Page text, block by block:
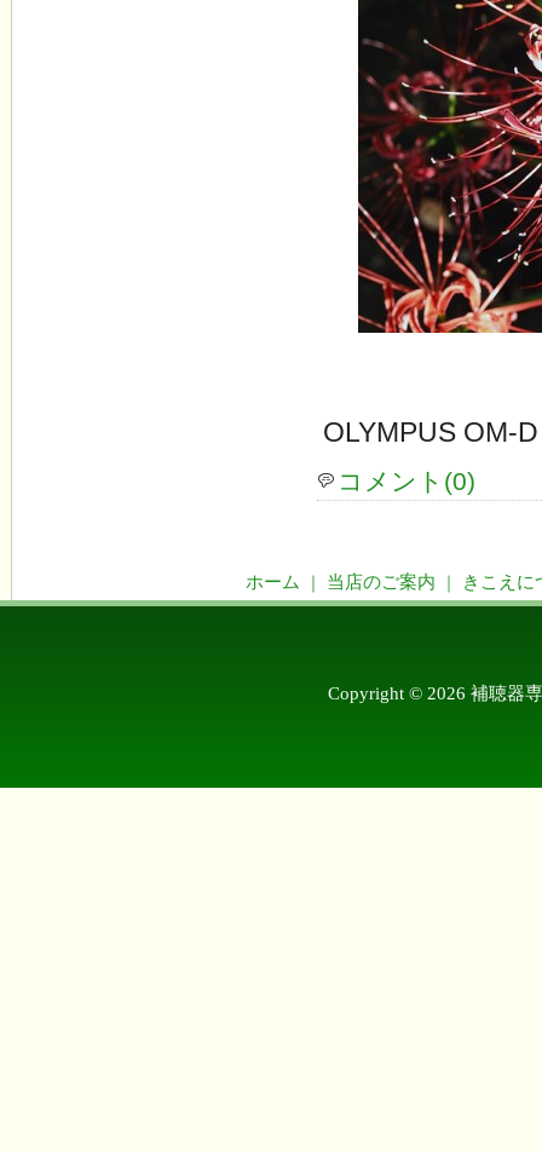
OLYMPUS
コメント(0)
ホーム ｜ 当店のご案内 ｜ きこえに
Copyright © 2026 補聴器